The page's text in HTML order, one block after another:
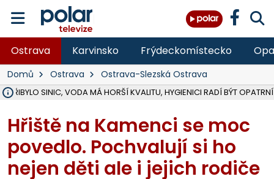
Ostrava Karvinsko Frýdeckomístecko
Domů Ostrava Ostrava-Slezská Ostrava
PŘIBYLO SINIC, VODA MÁ HORŠÍ KVALITU, HYGIENICI RADÍ BÝT OPATRNÍ
Hřiště na Kamenci se moc
povedlo. Pochvalují si ho
nejen děti ale i jejich rodiče